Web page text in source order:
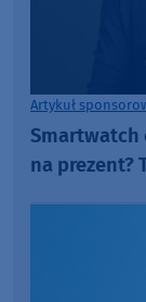
Artykuł
Smartwatch
na prezent?